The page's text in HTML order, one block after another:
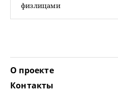
физлицами
О проекте
Контакты